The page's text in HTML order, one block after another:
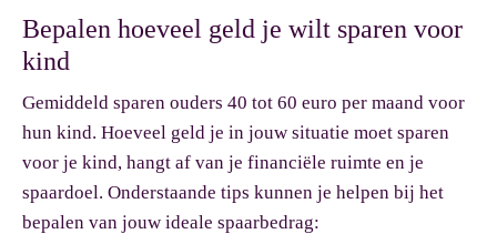
Bepalen hoeveel geld je wilt sparen voor
kind
Gemiddeld sparen ouders 40 tot 60 euro per maand voor
hun kind. Hoeveel geld je in jouw situatie moet sparen
voor je kind, hangt af van je financiële ruimte en je
spaardoel. Onderstaande tips kunnen je helpen bij het
bepalen van jouw ideale spaarbedrag: